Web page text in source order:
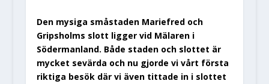
Den mysiga småstaden Mariefred och
Gripsholms slott ligger vid Mälaren i
Södermanland. Både staden och slottet är
mycket sevärda och nu gjorde vi vårt första
riktiga besök där vi även tittade in i slottet